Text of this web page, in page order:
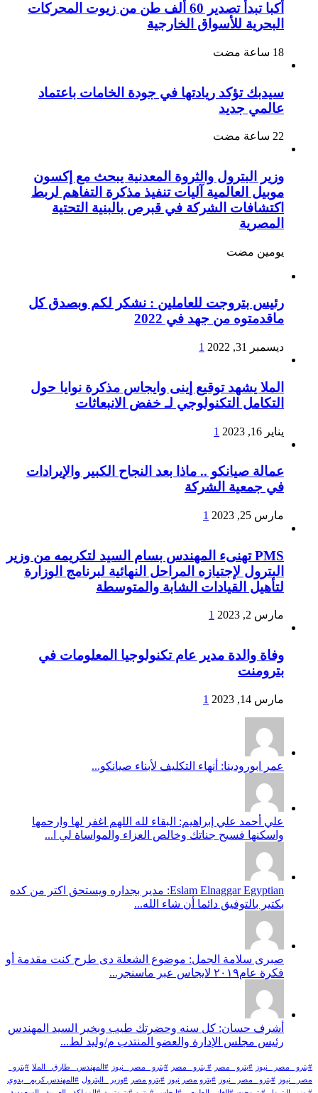
أكبا تبدأ تصدير 60 ألف طن من زيوت المحركات
البحرية للأسواق الخارجية
سيدبك تؤكد ريادتها في جودة الخامات باعتماد
عالمي جديد
وزير البترول والثروة المعدنية يبحث مع إكسون
موبيل العالمية آليات تنفيذ مذكرة التفاهم لربط
اكتشافات الشركة في قبرص بالبنية التحتية
المصرية
‏يومين مضت
رئيس بتروجت للعاملين : نشكر لكم وبصدق كل
ماقدمتوه من جهد في 2022
ديسمبر 31, 2022 1
الملا يشهد توقيع إينى وايجاس مذكرة نوايا حول
التكامل التكنولوجي لـ خفض الانبعاثات
يناير 16, 2023 1
عمالة صيانكو .. ماذا بعد النجاح الكبير والإيرادات
في جمعية الشركة
مارس 25, 2023 1
PMS تهنىء المهندس بسام السيد لتكريمه من وزير
البترول لإجتيازه المراحل النهائية لبرنامج الوزارة
لتأهيل القيادات الشابة والمتوسطة
مارس 2, 2023 1
وفاة والدة مدير عام تكنولوجيا المعلومات في
بترومنت
مارس 14, 2023 1
عمر ابورودينا: أنهاء التكليف لأبناء صيانكو...
علي أحمد علي إبراهيم: البقاء لله اللهم اغفر لها وارحمها
واسكنها فسيح جناتك وخالص العزاء والمواساة لي ا...
Eslam Elnaggar Egyptian: مدير بجداره ويستحق اكتر من كده
بكتير بالتوفيق دائما أن شاء الله...
صبرى سلامة الجمل: موضوع الشعلة دى طرح كنت مقدمة أو
فكرة عام٢٠١٩ لايجاس عبر ماسنجر...
أشرف حسان: كل سنه وحضرتك طيب وبخير السيد المهندس
رئيس مجلس الإدارة والعضو المنتدب م/وليد لط...
#بترو _مصر _نيوز #بترو _مصر # بترو_ مصر #بترو _مصر_ نيوز #المهندس _طارق _الملا #بترو_
مصر_ نيوز
#بترو_ مصر _نيوز #بترو مصر نيوز #بترو مصر #وزير _البترول #المهندس كريم_ بدوي